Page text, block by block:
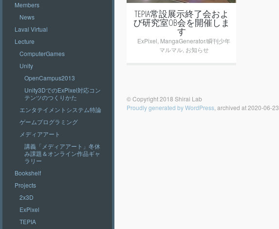
Members
News
Laval Virtual
Lecture
ComputerGames
Unity
OpenCampus2013
Unity3DでのExPixel対応コン
テンツのつくりかた
エンタテイメントシステム特論
ゲームプログラミング
メディアアート
講義「メディアアート」冬休
み課題＆オンライン作品ギャ
ラリー
Bookshelf
Projects
2x3D
ExPixel
TEPIA
TEPIA常設展示終了会およ
び研究室OB会を開催しま
す
ExPixel MangaGenerator/瞬刊少年
マルマル, お知らせ
© Copyright 2018 Shirai Lab
Proudly generated by WordPress , archived at 2020-06-23.